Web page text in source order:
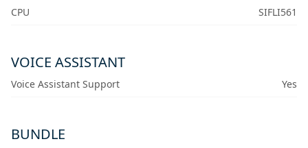
CPU SIFLI561
VOICE ASSISTANT
Voice Assistant Support Yes
BUNDLE